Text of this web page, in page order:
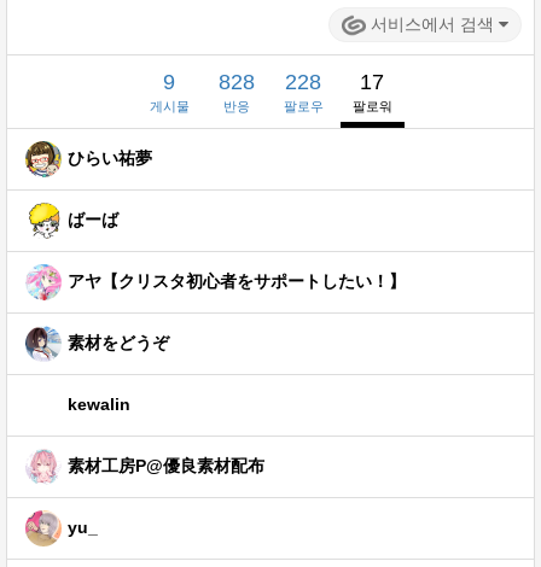
서비스에서 검색
9
게시물
828
반응
228
팔로우
17
팔로워
ひらい祐夢
ばーば
アヤ【クリスタ初心者をサポートしたい！】
素材をどうぞ
kewalin
素材工房P@優良素材配布
yu_